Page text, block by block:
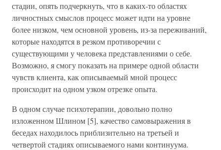
стадии, опять подчеркнуть, что в каких-то областях
личностных смыслов процесс может идти на уровне
более низком, чем основной уровень, из-за переживаний,
которые находятся в резком противоречии с
существующими у человека представлениями о себе.
Возможно, я смогу показать на примере одной области
чувств клиента, как описываемый мной процесс
происходит на одном узком отрезке опыта.
В одном случае психотерапии, довольно полно
изложенном Шлином [5], качество самовыражения в
беседах находилось приблизительно на третьей и
четвертой стадиях описываемого нами континуума.